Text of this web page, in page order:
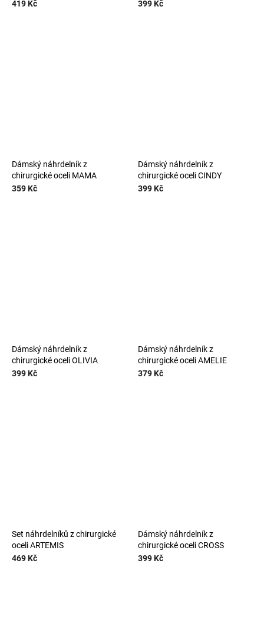
419 Kč 399 Kč
Dámský náhrdelník z
chirurgické oceli MAMA
359 Kč
Dámský náhrdelník z
chirurgické oceli CINDY
399 Kč
Dámský náhrdelník z
chirurgické oceli OLIVIA
399 Kč
Dámský náhrdelník z
chirurgické oceli AMELIE
379 Kč
Set náhrdelníků z chirurgické
oceli ARTEMIS
469 Kč
Dámský náhrdelník z
chirurgické oceli CROSS
399 Kč